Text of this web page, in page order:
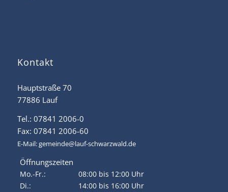
Kontakt
Hauptstraße 70
77886 Lauf
Tel.: 07841 2006-0
Fax: 07841 2006-60
E-Mail:gemeinde@lauf-schwarzwald.de
Öffnungszeiten
Mo.-Fr.:
08:00 bis 12:00 Uhr
Di.:
14:00 bis 16:00 Uhr